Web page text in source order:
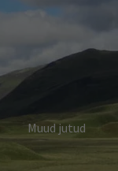
Muud jutud